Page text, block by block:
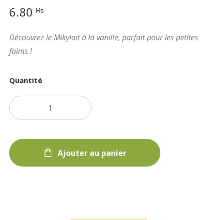
6.80 ₨
Découvrez le Mikylait à la vanille, parfait pour les petites
faims !
Quantité
Ajouter au panier